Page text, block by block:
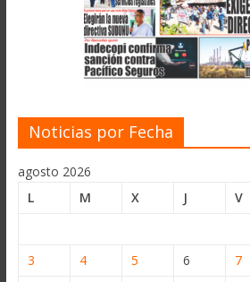
Noticias por Fecha
agosto 2026
L
M X J V
3
4 5 6 7